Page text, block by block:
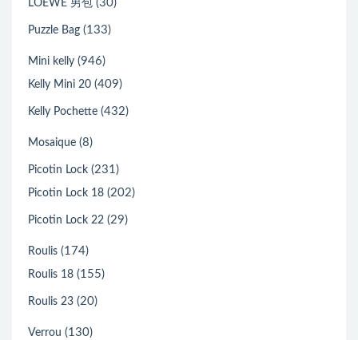
LOEWE 男包 (30)
Puzzle Bag (133)
Mini kelly (946)
Kelly Mini 20 (409)
Kelly Pochette (432)
Mosaique (8)
Picotin Lock (231)
Picotin Lock 18 (202)
Picotin Lock 22 (29)
Roulis (174)
Roulis 18 (155)
Roulis 23 (20)
Verrou (130)